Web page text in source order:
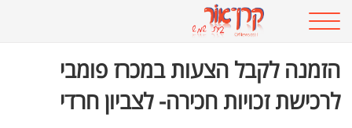
הזמנה לקבל הצעות במכרז פומבי
לרכישת זכויות חכירה- לצביון חרדי